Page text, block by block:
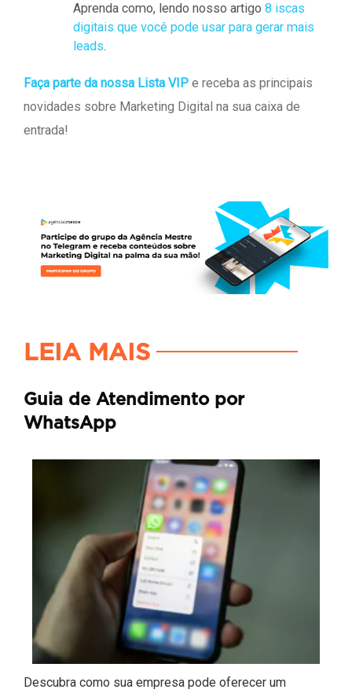
Aprenda como, lendo nosso artigo 8 iscas
digitais que você pode usar para gerar mais
leads.
Faça parte da nossa Lista VIP e receba as principais
novidades sobre Marketing Digital na sua caixa de
entrada!
LEIA MAIS
Guia de Atendimento por
WhatsApp
Descubra como sua empresa pode oferecer um